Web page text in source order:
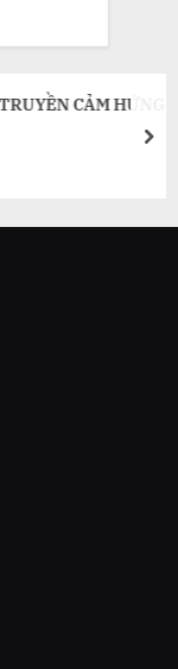
HỨNG CHO BẠN